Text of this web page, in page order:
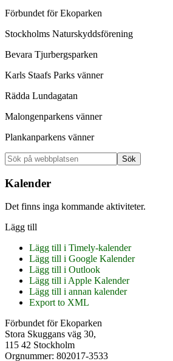
Förbundet för Ekoparken
Stockholms Naturskyddsförening
Bevara Tjurbergsparken
Karls Staafs Parks vänner
Rädda Lundagatan
Malongenparkens vänner
Plankanparkens vänner
Primärt
sidofält
Sök
på
webbplatsen
Kalender
Det finns inga kommande aktiviteter.
Lägg till
Lägg till i Timely-kalender
Lägg till i Google Kalender
Lägg till i Outlook
Lägg till i Apple Kalender
Lägg till i annan kalender
Export to XML
Footer
Förbundet för Ekoparken
Stora Skuggans väg 30,
115 42 Stockholm
Orgnummer: 802017-3533